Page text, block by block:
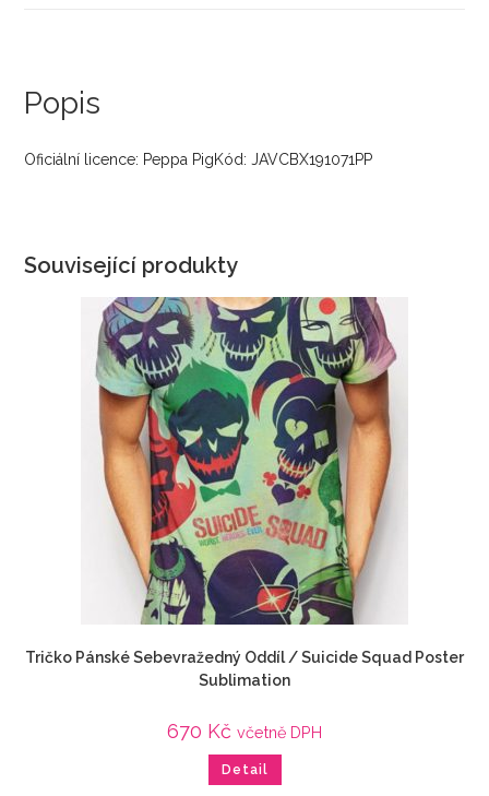
Popis
Oficiální licence: Peppa PigKód: JAVCBX191071PP
Související produkty
Tričko Pánské Sebevražedný Oddíl / Suicide Squad Poster
Sublimation
670 Kč včetně DPH
Detail